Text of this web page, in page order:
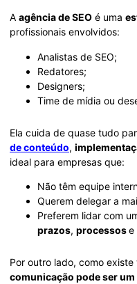
A agência de SEO é uma
profissionais envolvidos:
Analistas de SEO;
Redatores;
Designers;
Time de mídia ou
Ela cuida de quase tudo
de conteúdo,
ideal para empresas que:
Não têm equipe
Querem delegar a
Preferem lidar com
prazos, processose
Por outro lado, como
comunicação pode ser